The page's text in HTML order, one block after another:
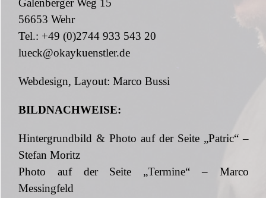
Galenberger Weg 15
56653 Wehr
Tel.: +49 (0)2744 933 543 20
lueck@okaykuenstler.de
Webdesign, Layout: Marco Bussi
BILDNACHWEISE:
Hintergrundbild & Photo auf der Seite „Patric“ –
Stefan Moritz
Photo auf der Seite „Termine“ – Marco
Messingfeld